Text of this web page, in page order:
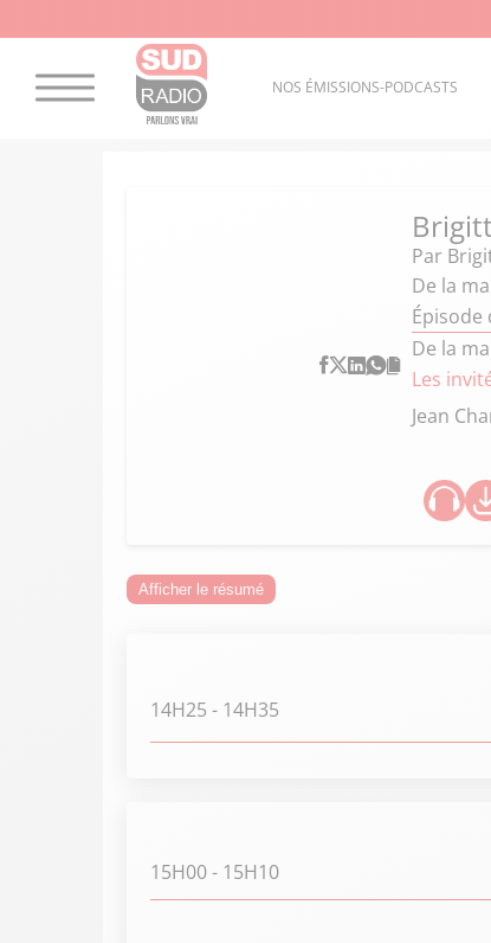
NOS ÉMISSIONS-PODCASTS
Par
De la
Épisode
De la
Les
Jean
Afficher le résumé
14H25 - 14H35
15H00- 15H10